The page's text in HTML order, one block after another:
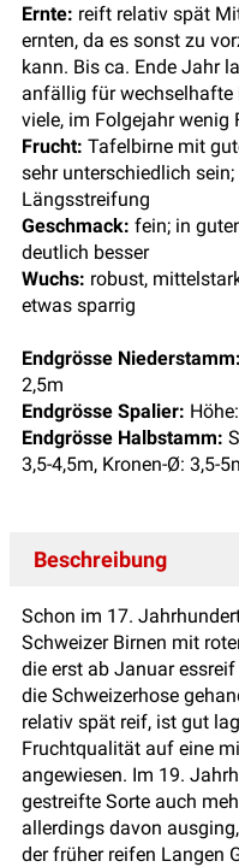
Ernte: reift relativ spät
ernten, da es sonst zu
kann. Bis ca. Ende Jahr
anfällig für wechselhafte
viele, im Folgejahr wenig
Frucht: Tafelbirne mit
sehr unterschiedlich
Längsstreifung
Geschmack: fein; in
deutlich besser
Wuchs: robust,
etwas sparrig
Endgrösse Niederstamm:
2,5m
Endgrösse Spalier:
Endgrösse Halbstamm:
3,5-4,5m, Kronen-Ø: 3,5-
Beschreibung
Schon im 17.
Schweizer Birnen mit
die erst ab Januar
die Schweizerhose
relativ spät reif, ist gut
Fruchtqualität auf eine
angewiesen. Im 19.
gestreifte Sorte auch
allerdings davon
der früher reifen Langen